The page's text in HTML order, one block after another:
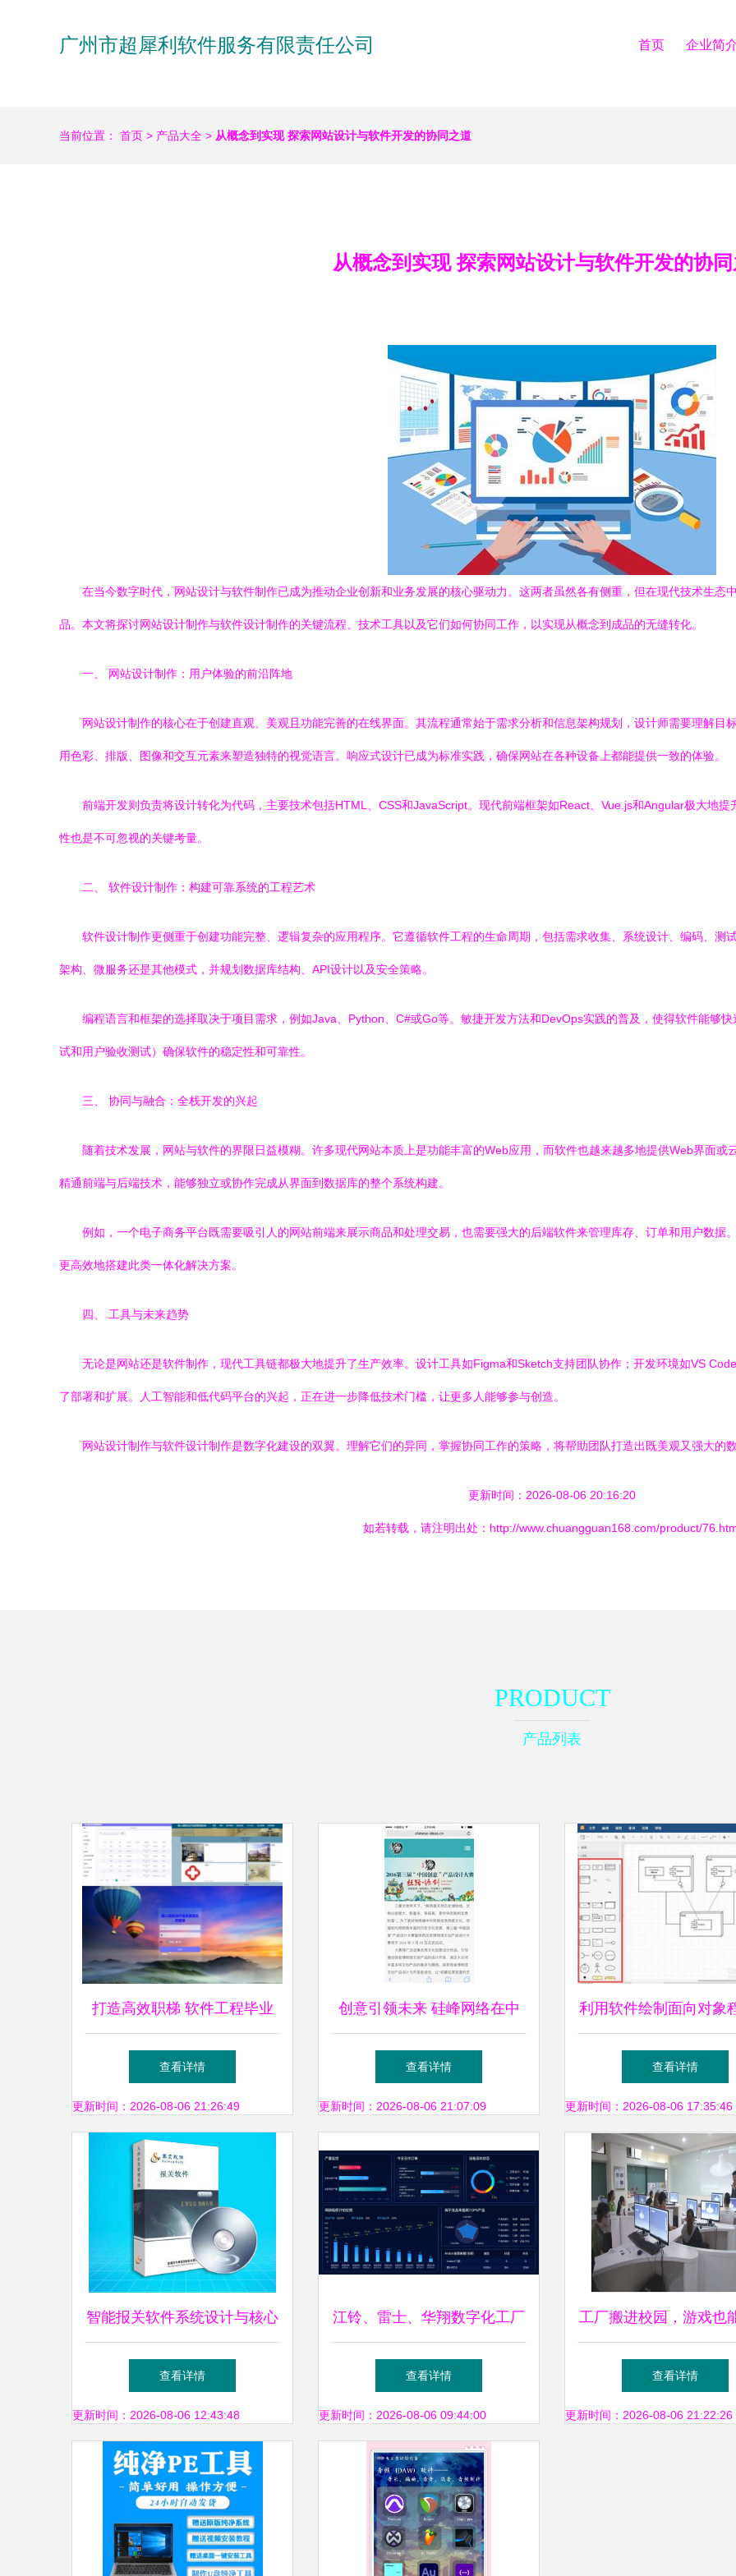
广州市超犀利软件服务有限责任公司 首页 企业简
当前位置： 首页 > 产品大全 > 从概念到实现 探索网站设计与软件开发的协同之道
从概念到实现 探索网站设计与软件开发的协
在当今数字时代，网站设计与软件制作已成为推动企业创新和业务发展的核心驱动力。这两者虽然各有侧重，但在现代技术生态
品。本文将探讨网站设计制作与软件设计制作的关键流程、技术工具以及它们如何协同工作，以实现从概念到成品的无缝转化。
一、 网站设计制作：用户体验的前沿阵地
网站设计制作的核心在于创建直观、美观且功能完善的在线界面。其流程通常始于需求分析和信息架构规划，设计师需要理解目
用色彩、排版、图像和交互元素来塑造独特的视觉语言。响应式设计已成为标准实践，确保网站在各种设备上都能提供一致的体验。
前端开发则负责将设计转化为代码，主要技术包括HTML、CSS和JavaScript。现代前端框架如React、Vue.js和Angular极大地
性也是不可忽视的关键考量。
二、 软件设计制作：构建可靠系统的工程艺术
软件设计制作更侧重于创建功能完整、逻辑复杂的应用程序。它遵循软件工程的生命周期，包括需求收集、系统设计、编码、测
架构、微服务还是其他模式，并规划数据库结构、API设计以及安全策略。
编程语言和框架的选择取决于项目需求，例如Java、Python、C#或Go等。敏捷开发方法和DevOps实践的普及，使得软件能够
试和用户验收测试）确保软件的稳定性和可靠性。
三、 协同与融合：全栈开发的兴起
随着技术发展，网站与软件的界限日益模糊。许多现代网站本质上是功能丰富的Web应用，而软件也越来越多地提供Web界面
精通前端与后端技术，能够独立或协作完成从界面到数据库的整个系统构建。
例如，一个电子商务平台既需要吸引人的网站前端来展示商品和处理交易，也需要强大的后端软件来管理库存、订单和用户数
更高效地搭建此类一体化解决方案。
四、 工具与未来趋势
无论是网站还是软件制作，现代工具链都极大地提升了生产效率。设计工具如Figma和Sketch支持团队协作；开发环境如VS
了部署和扩展。人工智能和低代码平台的兴起，正在进一步降低技术门槛，让更多人能够参与创造。
网站设计制作与软件设计制作是数字化建设的双翼。理解它们的异同，掌握协同工作的策略，将帮助团队打造出既美观又强大的
更新时间：2026-08-06 20:16:20
如若转载，请注明出处：http://www.chuangguan168.com/product/
PRODUCT
产品列表
打造高效职梯 软件工程毕业
设计精选题目推荐与实现指南
查看详情
更新时间：2026-08-06 21:26:49
创意引领未来 硅峰网络在中
国创意产品设计大赛中的辉煌
时刻
查看详情
更新时间：2026-08-06 21:07:09
利用软件绘制面向对象
程图的实践指南
查看详情
更新时间：2026-08-06 17:35:46
智能报关软件系统设计与核心
实现策略
查看详情
更新时间：2026-08-06 12:43:48
江铃、雷士、华翔数字化工厂
MES大屏TV可视化界面设计
评析
查看详情
更新时间：2026-08-06 09:44:00
工厂搬进校园，游戏也
吃！两岸新职业教育大
查看详情
更新时间：2026-08-06 21:22:26